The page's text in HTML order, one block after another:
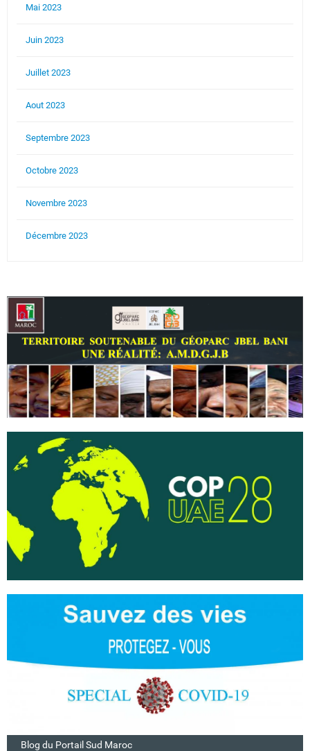
Mai 2023
Juin 2023
Juillet 2023
Aout 2023
Septembre 2023
Octobre 2023
Novembre 2023
Décembre 2023
Blog du Portail Sud Maroc